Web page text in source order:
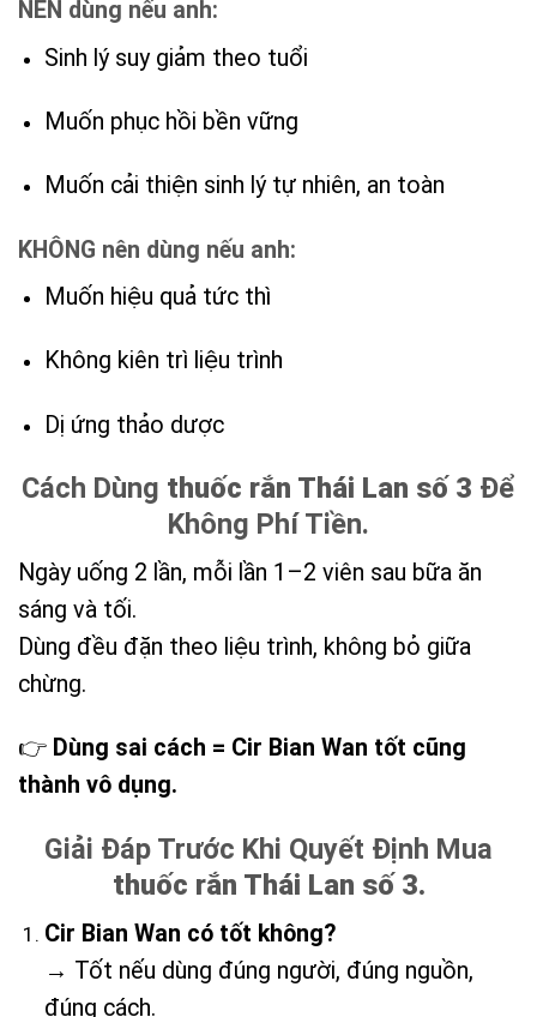
NÊN dùng nếu anh:
Sinh lý suy giảm theo tuổi
Muốn phục hồi bền vững
Muốn cải thiện sinh lý tự nhiên, an toàn
KHÔNG nên dùng nếu anh:
Muốn hiệu quả tức thì
Không kiên trì liệu trình
Dị ứng thảo dược
Cách Dùng thuốc rắn Thái Lan số 3 Để
Không Phí Tiền.
Ngày uống 2 lần, mỗi lần 1–2 viên sau bữa ăn
sáng và tối.
Dùng đều đặn theo liệu trình, không bỏ giữa
chừng.
👉 Dùng sai cách = Cir Bian Wan tốt cũng
thành vô dụng.
Giải Đáp Trước Khi Quyết Định Mua
thuốc rắn Thái Lan số 3.
Cir Bian Wan có tốt không?
→ Tốt nếu dùng đúng người, đúng nguồn,
đúng cách.